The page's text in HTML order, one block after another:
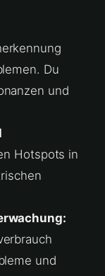
Du
und
Hotspots in
und